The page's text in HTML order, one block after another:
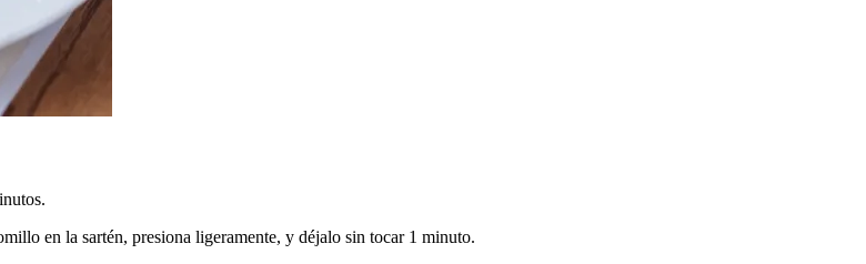
en la sartén, presiona ligeramente, y déjalo sin tocar 1 minuto.